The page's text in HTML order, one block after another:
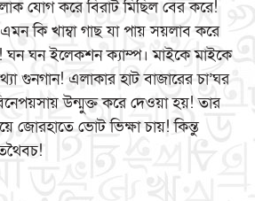
যোগ করে বিরাট মিছিল বের করে!
কি খাম্বা গাছ যা পায় সয়লাব করে
ঘন ঘন ইলেকশন ক্যাম্প। মাইকে মাইকে
গুনগান! এলাকার হাট বাজারের চা’ঘর
উন্মুক্ত করে দেওয়া হয়! তার
জোরহাতে ভোট ভিক্ষা চায়! কিন্তু